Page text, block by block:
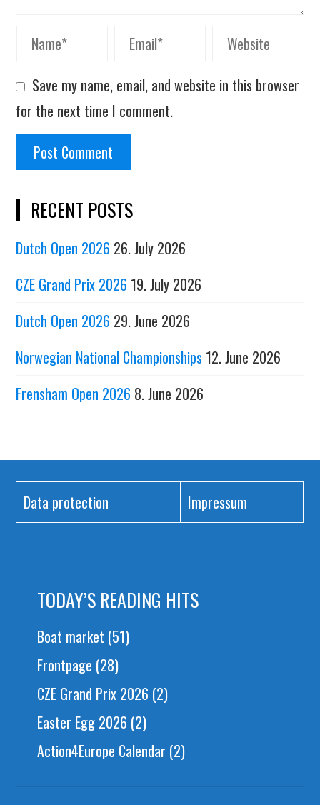
Save my name, email, and website in this browser
for the next time I comment.
RECENT POSTS
Dutch Open 2026 26. July 2026
CZE Grand Prix 2026 19. July 2026
Dutch Open 2026 29. June 2026
Norwegian National Championships 12. June 2026
Frensham Open 2026 8. June 2026
Data protection Impressum
TODAY’S READING HITS
Boat market (51)
Frontpage (28)
CZE Grand Prix 2026 (2)
Easter Egg 2026 (2)
Action4Europe Calendar (2)